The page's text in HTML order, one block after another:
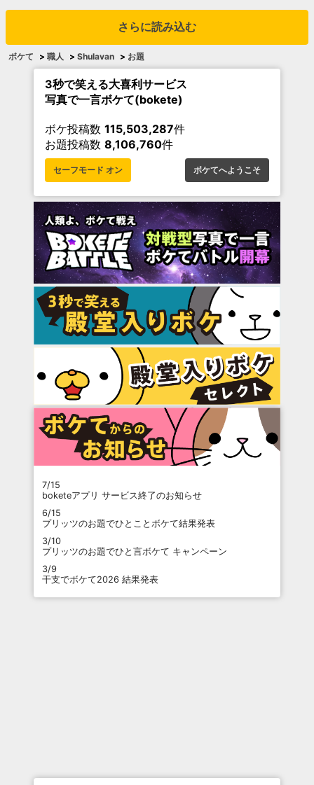
さらに読み込む
ボケて > 職人 > Shulavan > お題
3秒で笑える大喜利サービス
写真で一言ボケて(bokete)
ボケ投稿数 115,503,287件
お題投稿数 8,106,760件
セーフモード オン ボケてへようこそ
7/15
boketeアプリ サービス終了のお知らせ
6/15
プリッツのお題でひとことボケて結果発表
3/10
プリッツのお題でひと言ボケて キャンペーン
3/9
干支でボケて2026 結果発表